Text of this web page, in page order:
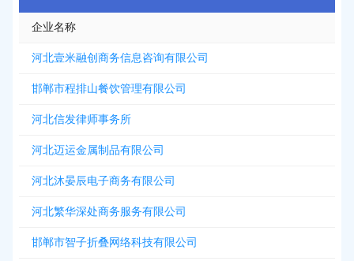
企业名称
河北壹米融创商务信息咨询有限公司
邯郸市程排山餐饮管理有限公司
河北信发律师事务所
河北迈运金属制品有限公司
河北沐晏辰电子商务有限公司
河北繁华深处商务服务有限公司
邯郸市智子折叠网络科技有限公司